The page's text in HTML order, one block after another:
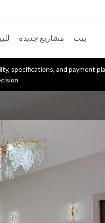
بيت مشاريع جديدة
specifications, and payment